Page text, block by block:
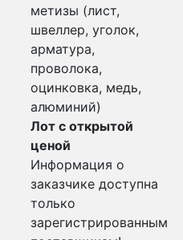
метизы (лист,
швеллер, уголок,
арматура,
проволока,
оцинковка, медь,
алюминий)
Лот с открытой
ценой
Информация о
заказчике доступна
только
зарегистрированным